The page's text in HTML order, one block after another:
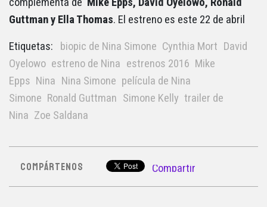
Guttman y Ella Thomas. El estreno es este 22 de abril
Etiquetas: biopic de Nina Simone Cynthia Mort David
Oyelowo estreno de Nina estrenos 2016 Mike
Epps Nina Nina Simone película de Nina
Simone Ronald Guttman Simone Kelly trailer de
Nina Zoe Saldana
COMPÁRTENOS Compartir